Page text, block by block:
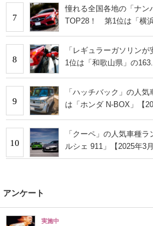
7
憧れる全国各地の「ナン
TOP28！ 第1位は「横浜
8
「レギュラーガソリン
1位は「和歌山県」の
9
「ハッチバック」の人
は「ホンダ N-BOX」【
10
「クーペ」の人気車種
ルシェ 911」【2025年3
アンケート
実施中